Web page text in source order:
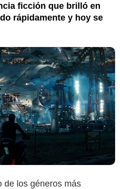
ficción que brilló en
rápidamente y hoy se
de los géneros más